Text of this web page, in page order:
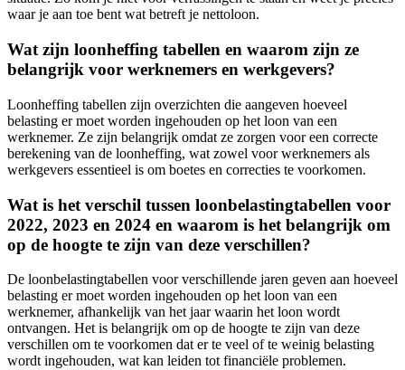
waar je aan toe bent wat betreft je nettoloon.
Wat zijn loonheffing tabellen en waarom zijn ze
belangrijk voor werknemers en werkgevers?
Loonheffing tabellen zijn overzichten die aangeven hoeveel
belasting er moet worden ingehouden op het loon van een
werknemer. Ze zijn belangrijk omdat ze zorgen voor een correcte
berekening van de loonheffing, wat zowel voor werknemers als
werkgevers essentieel is om boetes en correcties te voorkomen.
Wat is het verschil tussen loonbelastingtabellen voor
2022, 2023 en 2024 en waarom is het belangrijk om
op de hoogte te zijn van deze verschillen?
De loonbelastingtabellen voor verschillende jaren geven aan hoeveel
belasting er moet worden ingehouden op het loon van een
werknemer, afhankelijk van het jaar waarin het loon wordt
ontvangen. Het is belangrijk om op de hoogte te zijn van deze
verschillen om te voorkomen dat er te veel of te weinig belasting
wordt ingehouden, wat kan leiden tot financiële problemen.